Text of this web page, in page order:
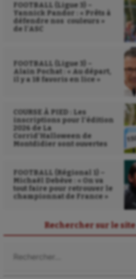
FOOTBALL (Ligue 3) –
Yannick Pandor : « Prêts à
défendre nos couleurs »
de l’ASC
FOOTBALL (Ligue 3) –
Alain Pochat : « Au départ,
il y a 18 favoris en lice »
COURSE À PIED : Les
inscriptions pour l’édition
2026 de La
Corrid’Halloween de
Montdidier sont ouvertes
FOOTBALL (Régional 1) –
Michaël Debève : « On va
tout faire pour retrouver le
championnat de France »
Rechercher sur le site